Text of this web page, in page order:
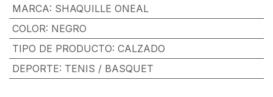
MARCA: SHAQUILLE ONEAL
COLOR: NEGRO
TIPO DE PRODUCTO: CALZADO
DEPORTE: TENIS / BASQUET